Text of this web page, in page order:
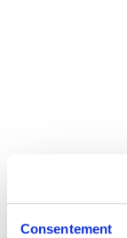
Consentement